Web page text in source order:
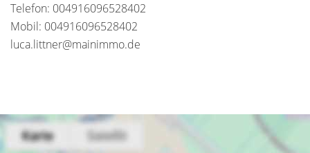
Telefon: 004916096528402
Mobil: 004916096528402
luca.littner@mainimmo.de